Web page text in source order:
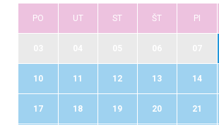
PO UT ST ŠT PI
10 11 12 13 14
17 18 19 20 21